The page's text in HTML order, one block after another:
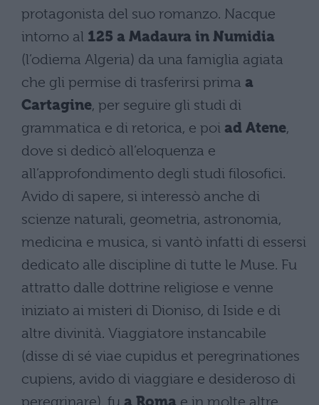
protagonista del suo romanzo. Nacque
intorno al 125 a Madaura in Numidia
(l’odierna Algeria) da una famiglia agiata
che gli permise di trasferirsi prima a
Cartagine, per seguire gli studi di
grammatica e di retorica, e poi ad Atene,
dove si dedicò all’eloquenza e
all’approfondimento degli studi filosofici.
Avido di sapere, si interessò anche di
scienze naturali, geometria, astronomia,
medicina e musica, si vantò infatti di essersi
dedicato alle discipline di tutte le Muse. Fu
attratto dalle dottrine religiose e venne
iniziato ai misteri di Dioniso, di Iside e di
altre divinità. Viaggiatore instancabile
(disse di sé viae cupidus et peregrinationes
cupiens, avido di viaggiare e desideroso di